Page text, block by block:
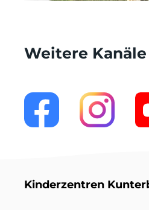
Weitere Kanäle
Kinderzentren